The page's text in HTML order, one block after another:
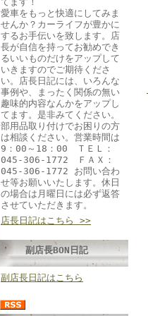
愛車をもっと快適にしてみま
せんか？カーライフが豊かに
するお手伝いを致します。店
長が自信を持ってお勧めでき
るいいものだけをアップして
いきますのでご期待くださ
い。店長日記には、いろんな
事例や、まったく関係の無い
趣味的内容なんかをアップし
てます。是非みてください。
部用品取り付けでお困りの方
は相談ください。営業時間は
9：00～18：00 ＴＥＬ：
045-306-1772 ＦＡＸ：
045-306-1772 お問い合わ
せ等お願いいたします。休日
の場合は月曜日には必ず返答
させていただきます。
店長日記はこちら >>
副店長BON日記
副店長日記はこちら